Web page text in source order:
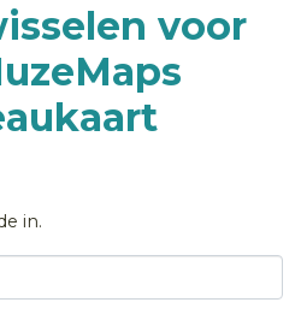
voor
in.